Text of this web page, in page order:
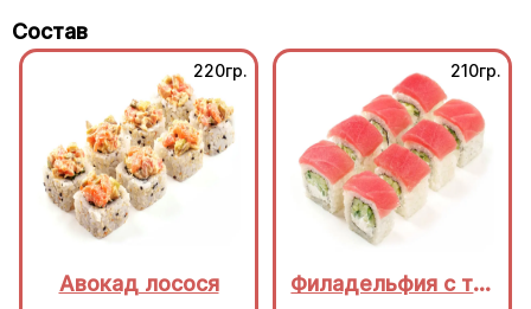
Состав
220гр.
Авокад лосося
210гр.
Филадельфия с тунцом